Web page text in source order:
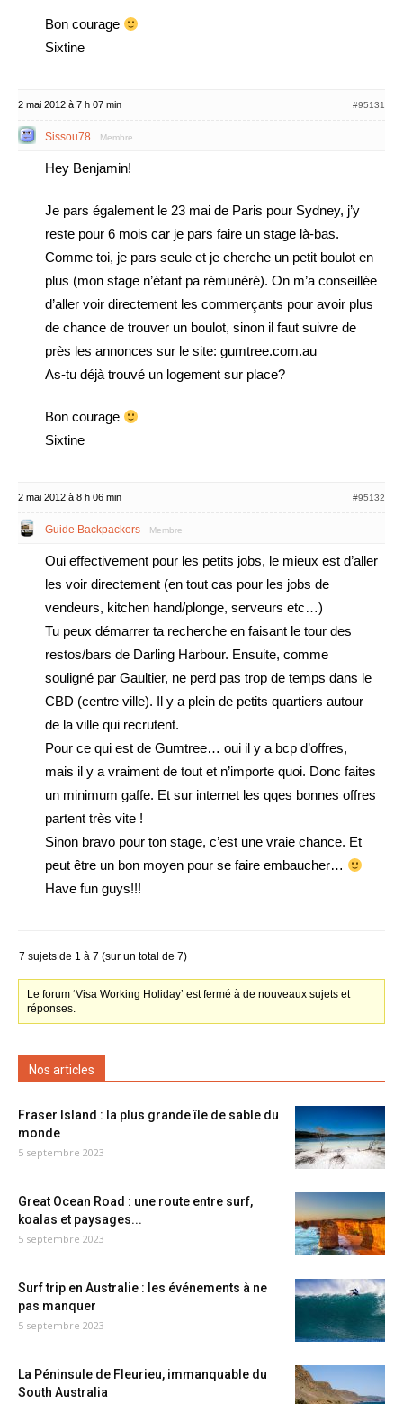
Bon courage
Sixtine
2 mai 2012 à 7 h 07 min #95131
Sissou78 Membre
Hey Benjamin!
Je pars également le 23 mai de Paris pour Sydney, j’y
reste pour 6 mois car je pars faire un stage là-bas.
Comme toi, je pars seule et je cherche un petit boulot en
plus (mon stage n’étant pa rémunéré). On m’a conseillée
d’aller voir directement les commerçants pour avoir plus
de chance de trouver un boulot, sinon il faut suivre de
près les annonces sur le site: gumtree.com.au
As-tu déjà trouvé un logement sur place?
Bon courage
Sixtine
2 mai 2012 à 8 h 06 min #95132
Guide Backpackers Membre
Oui effectivement pour les petits jobs, le mieux est d’aller
les voir directement (en tout cas pour les jobs de
vendeurs, kitchen hand/plonge, serveurs etc…)
Tu peux démarrer ta recherche en faisant le tour des
restos/bars de Darling Harbour. Ensuite, comme
souligné par Gaultier, ne perd pas trop de temps dans le
CBD (centre ville). Il y a plein de petits quartiers autour
de la ville qui recrutent.
Pour ce qui est de Gumtree… oui il y a bcp d’offres,
mais il y a vraiment de tout et n’importe quoi. Donc faites
un minimum gaffe. Et sur internet les qqes bonnes offres
partent très vite !
Sinon bravo pour ton stage, c’est une vraie chance. Et
peut être un bon moyen pour se faire embaucher…
Have fun guys!!!
7 sujets de 1 à 7 (sur un total de 7)
Le forum ‘Visa Working Holiday’ est fermé à de nouveaux sujets et
réponses.
Nos articles
Fraser Island : la plus grande île de sable du
monde
5 septembre 2023
Great Ocean Road : une route entre surf,
koalas et paysages...
5 septembre 2023
Surf trip en Australie : les événements à ne
pas manquer
5 septembre 2023
La Péninsule de Fleurieu, immanquable du
South Australia